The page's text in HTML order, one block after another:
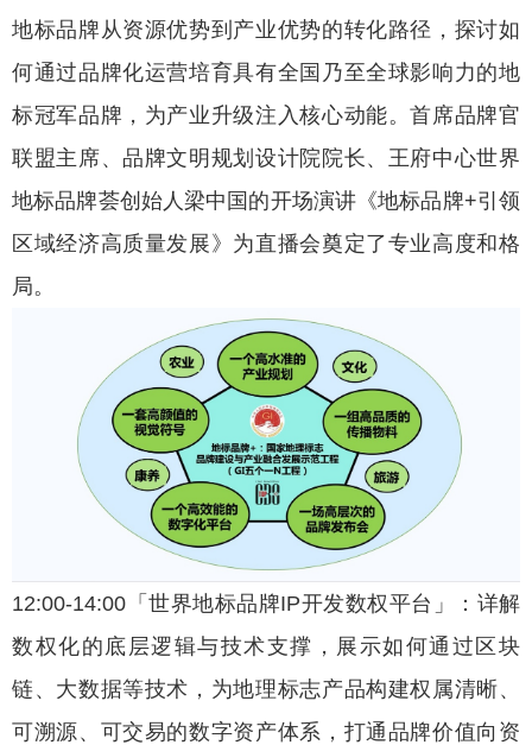
地标品牌从资源优势到产业优势的转化路径，探讨如
何通过品牌化运营培育具有全国乃至全球影响力的地
标冠军品牌，为产业升级注入核心动能。首席品牌官
联盟主席、品牌文明规划设计院院长、王府中心世界
地标品牌荟创始人梁中国的开场演讲《地标品牌+引领
区域经济高质量发展》为直播会奠定了专业高度和格
局。
12:00-14:00「世界地标品牌IP开发数权平台」：详解
数权化的底层逻辑与技术支撑，展示如何通过区块
链、大数据等技术，为地理标志产品构建权属清晰、
可溯源、可交易的数字资产体系，打通品牌价值向资